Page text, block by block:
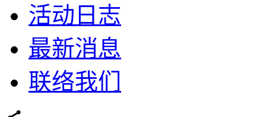
活动日志
最新消息
联络我们